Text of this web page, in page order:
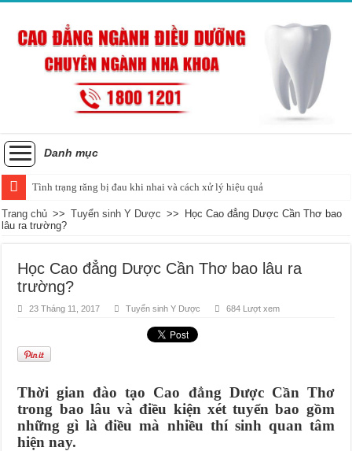
Danh mục
Tình trạng răng bị đau khi nhai và cách xử lý hiệu quả
Trang chủ >> Tuyển sinh Y Dược >>
Học Cao đẳng Dược Cần Thơ bao
lâu ra trường?
Học Cao đẳng Dược Cần Thơ bao lâu ra
trường?
23 Tháng 11, 2017 Tuyển sinh Y Dược 684 Lượt xem
Thời gian đào tạo Cao đẳng Dược Cần Thơ
trong bao lâu và điều kiện xét tuyển bao gồm
những gì là điều mà nhiều thí sinh quan tâm
hiện nay.